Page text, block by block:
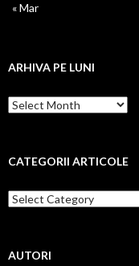
« Mar
ARHIVA PE LUNI
Arhiva
pe
CATEGORII ARTICOLE
Categorii
articole
AUTORI